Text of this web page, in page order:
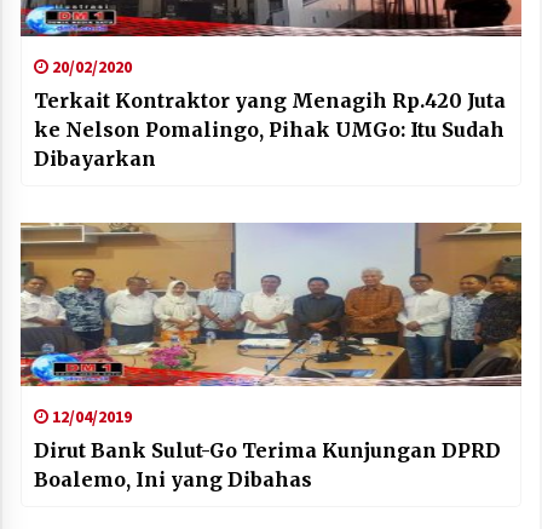
20/02/2020
Terkait Kontraktor yang Menagih Rp.420 Juta
ke Nelson Pomalingo, Pihak UMGo: Itu Sudah
Dibayarkan
12/04/2019
Dirut Bank Sulut-Go Terima Kunjungan DPRD
Boalemo, Ini yang Dibahas